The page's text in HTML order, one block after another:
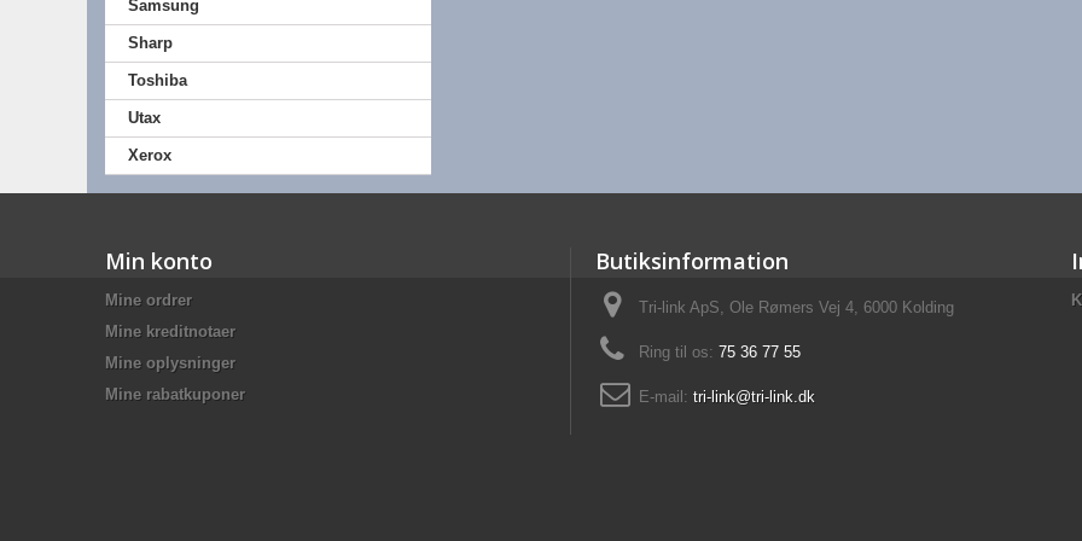
Samsung
Sharp
Toshiba
Utax
Xerox
Min konto
Mine ordrer
Mine kreditnotaer
Mine oplysninger
Mine rabatkuponer
Butiksinformation
Tri-link ApS, Ole Rømers Vej 4, 6000 Kolding
Ring til os: 75 36 77 55
E-mail: tri-link@tri-link.dk